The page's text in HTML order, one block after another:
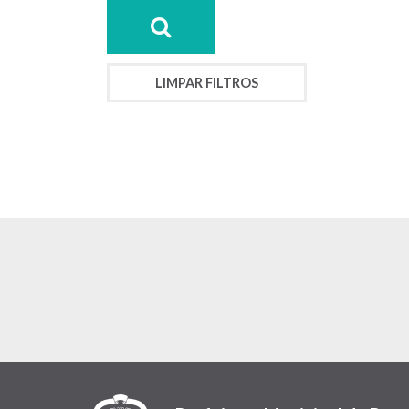
LIMPAR FILTROS